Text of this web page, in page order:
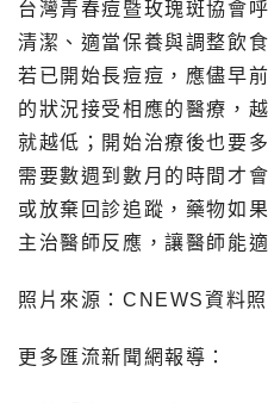
台灣青春痘暨玫瑰斑協會
清潔、適當保養與調整飲
若已開始長痘痘，應儘早
的狀況接受相應的醫療，
就越低；開始治療後也要
需要數週到數月的時間才
或放棄回診追蹤，藥物如
主治醫師反應，讓醫師能
照片來源：CNEWS資料
更多匯流新聞網報導：